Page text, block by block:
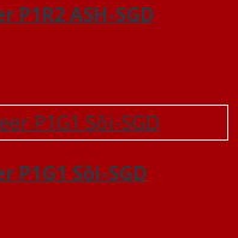
P1R2 ASH-SGD
P1G1 Sồi-SGD